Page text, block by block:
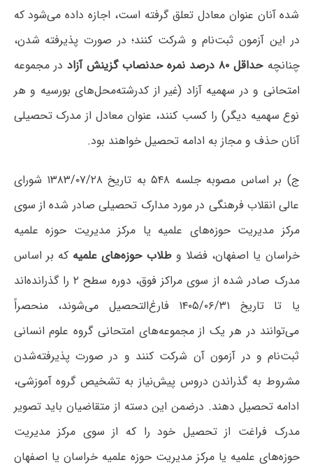
شده آنان عنوان معادل تعلق گرفته است، اجازه داده می‌شود که
در این آزمون ثبت‌نام و شرکت کنند؛ در صورت پذیرفته شدن،
چنانچهحداقل ۸۰ درصد نمره حدنصاب گزینش آزاد
در مجموعه
امتحانی و در سهمیه آزاد (غیر از کدرشته‌محل‌های بورسیه و هر
نوع سهمیه دیگر) را کسب کنند، عنوان معادل از مدرک تحصیلی
آنان حذف و مجاز به ادامه تحصیل خواهند بود.
ج) بر اساس مصوبه جلسه ۵۴۸ به تاریخ ۱۳۸۳/۰۷/۲۸ شورای
عالی انقلاب فرهنگی در مورد مدارک تحصیلی صادر شده از سوی
مرکز مدیریت حوزه‌های علمیه یا مرکز مدیریت حوزه علمیه
خراسان یا اصفهان، فضلا وطلاب حوزه‌های علمیه که بر اساس
مدرک صادر شده از سوی مراکز فوق، دوره سطح ۲ را گذرانده‌اند
یا تا تاریخ ۱۴۰۵/۰۶/۳۱ فارغ‌التحصیل می‌شوند، منحصراً
می‌توانند در هر یک از مجموعه‌های امتحانی گروه علوم انسانی
ثبت‌نام و در آزمون آن شرکت کنند و در صورت پذیرفته‌شدن
مشروط به گذراندن دروس پیش‌نیاز به تشخیص گروه آموزشی،
ادامه تحصیل دهند. درضمن این دسته از متقاضیان باید تصویر
مدرک فراغت از تحصیل خود را که از سوی مرکز مدیریت
حوزه‌های علمیه یا مرکز مدیریت حوزه علمیه خراسان یا اصفهان